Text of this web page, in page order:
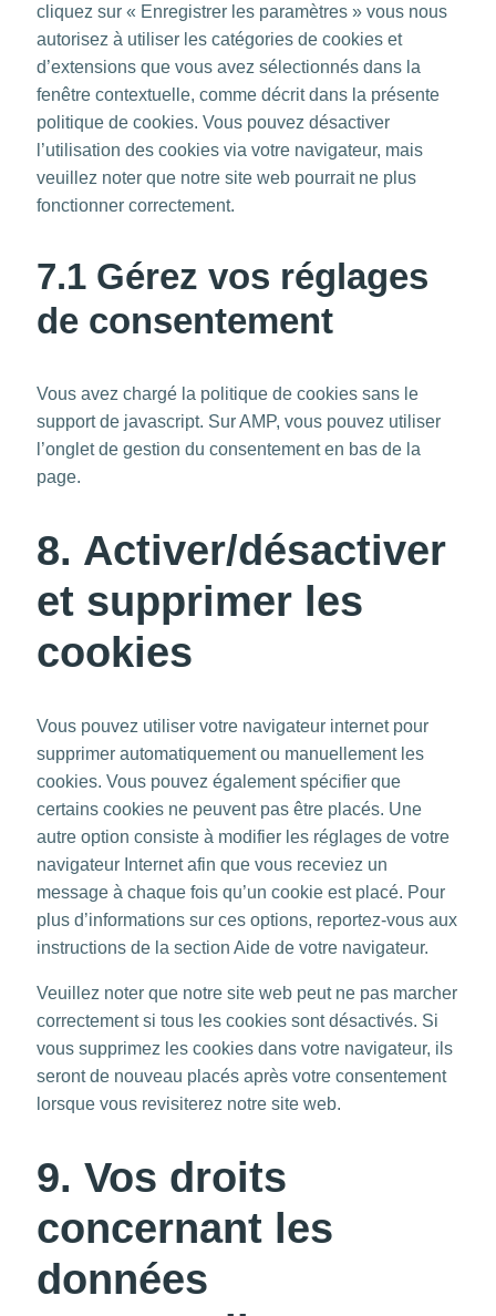
cliquez sur « Enregistrer les paramètres » vous nous
autorisez à utiliser les catégories de cookies et
d’extensions que vous avez sélectionnés dans la
fenêtre contextuelle, comme décrit dans la présente
politique de cookies. Vous pouvez désactiver
l’utilisation des cookies via votre navigateur, mais
veuillez noter que notre site web pourrait ne plus
fonctionner correctement.
7.1 Gérez vos réglages
de consentement
Vous avez chargé la politique de cookies sans le
support de javascript. Sur AMP, vous pouvez utiliser
l’onglet de gestion du consentement en bas de la
page.
8. Activer/désactiver
et supprimer les
cookies
Vous pouvez utiliser votre navigateur internet pour
supprimer automatiquement ou manuellement les
cookies. Vous pouvez également spécifier que
certains cookies ne peuvent pas être placés. Une
autre option consiste à modifier les réglages de votre
navigateur Internet afin que vous receviez un
message à chaque fois qu’un cookie est placé. Pour
plus d’informations sur ces options, reportez-vous aux
instructions de la section Aide de votre navigateur.
Veuillez noter que notre site web peut ne pas marcher
correctement si tous les cookies sont désactivés. Si
vous supprimez les cookies dans votre navigateur, ils
seront de nouveau placés après votre consentement
lorsque vous revisiterez notre site web.
9. Vos droits
concernant les
données